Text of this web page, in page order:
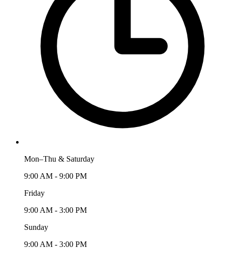
Mon–Thu & Saturday
9:00 AM - 9:00 PM
Friday
9:00 AM - 3:00 PM
Sunday
9:00 AM - 3:00 PM